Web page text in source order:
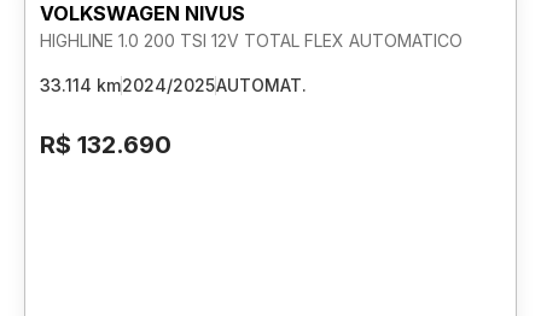
VOLKSWAGEN NIVUS
HIGHLINE 1.0 200 TSI 12V TOTAL FLEX AUTOMATICO
33.114 km2024/2025AUTOMAT.
R$ 132.690